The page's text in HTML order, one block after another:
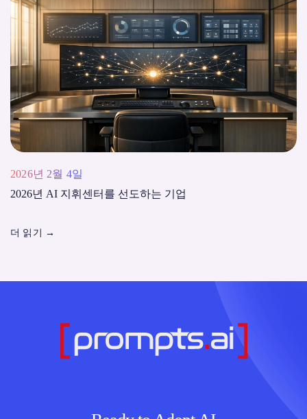
2026년 2월 4일
2026년 AI 지휘센터를 선도하는 기업
더 읽기 →